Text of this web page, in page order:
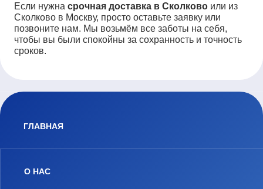
Если нужна срочная доставка в Сколково или из
Сколково в Москву, просто оставьте заявку или
позвоните нам. Мы возьмём все заботы на себя,
чтобы вы были спокойны за сохранность и точность
сроков.
ГЛАВНАЯ
О НАС